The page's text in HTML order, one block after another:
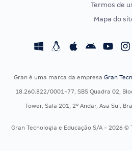
Concursos Fiscais
Residência Multiprofissional
Termos de
Mapa do
Gran é uma marca da empresa Gran
18.260.822/0001-77, SBS Quadra 02,
Tower, Sala 201, 2º Andar, Asa Sul,
Gran Tecnologia e Educação S/A - 2026